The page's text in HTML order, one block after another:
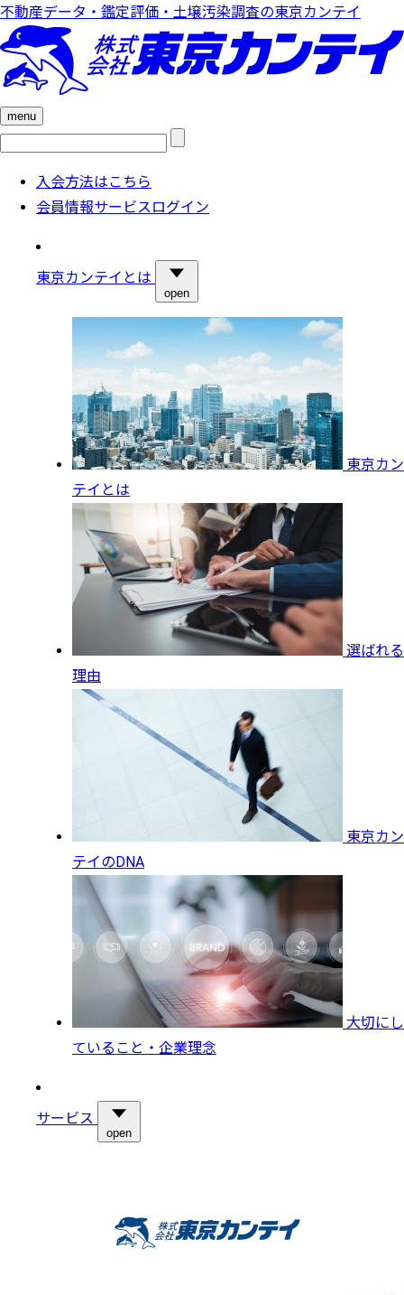
不動産データ・鑑定評価・土壌汚染調査の東京カンテイ
menu
検
入会方法はこちら
会員情報サービスログイン
東京カンテイとは
open
東京カン
テイとは
選ばれる
理由
東京カン
テイのDNA
大切にし
ていること・企業理念
サービス
open